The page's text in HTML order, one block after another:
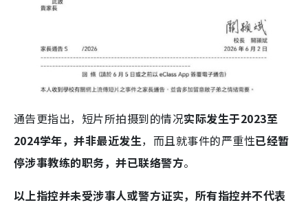
通告更指出，短片所拍摄到的情况实际发生于2023至
2024学年，并非最近发生，而且就事件的严重性已经暂
停涉事教练的职务，并已联络警方。
以上指控并未受涉事人或警方证实，所有指控并不代表